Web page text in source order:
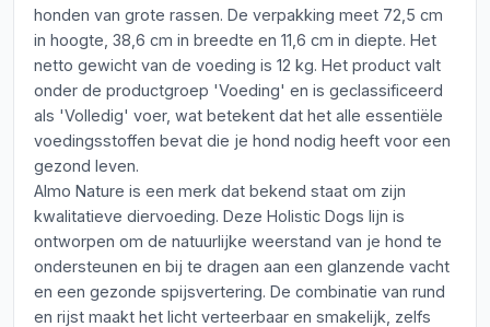
honden van grote rassen. De verpakking meet 72,5 cm
in hoogte, 38,6 cm in breedte en 11,6 cm in diepte. Het
netto gewicht van de voeding is 12 kg. Het product valt
onder de productgroep 'Voeding' en is geclassificeerd
als 'Volledig' voer, wat betekent dat het alle essentiële
voedingsstoffen bevat die je hond nodig heeft voor een
gezond leven.
Almo Nature is een merk dat bekend staat om zijn
kwalitatieve diervoeding. Deze Holistic Dogs lijn is
ontworpen om de natuurlijke weerstand van je hond te
ondersteunen en bij te dragen aan een glanzende vacht
en een gezonde spijsvertering. De combinatie van rund
en rijst maakt het licht verteerbaar en smakelijk, zelfs